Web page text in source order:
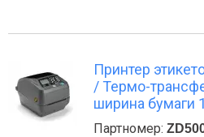
Принтер
/ Термо-
ширина бумаги
Партномер: